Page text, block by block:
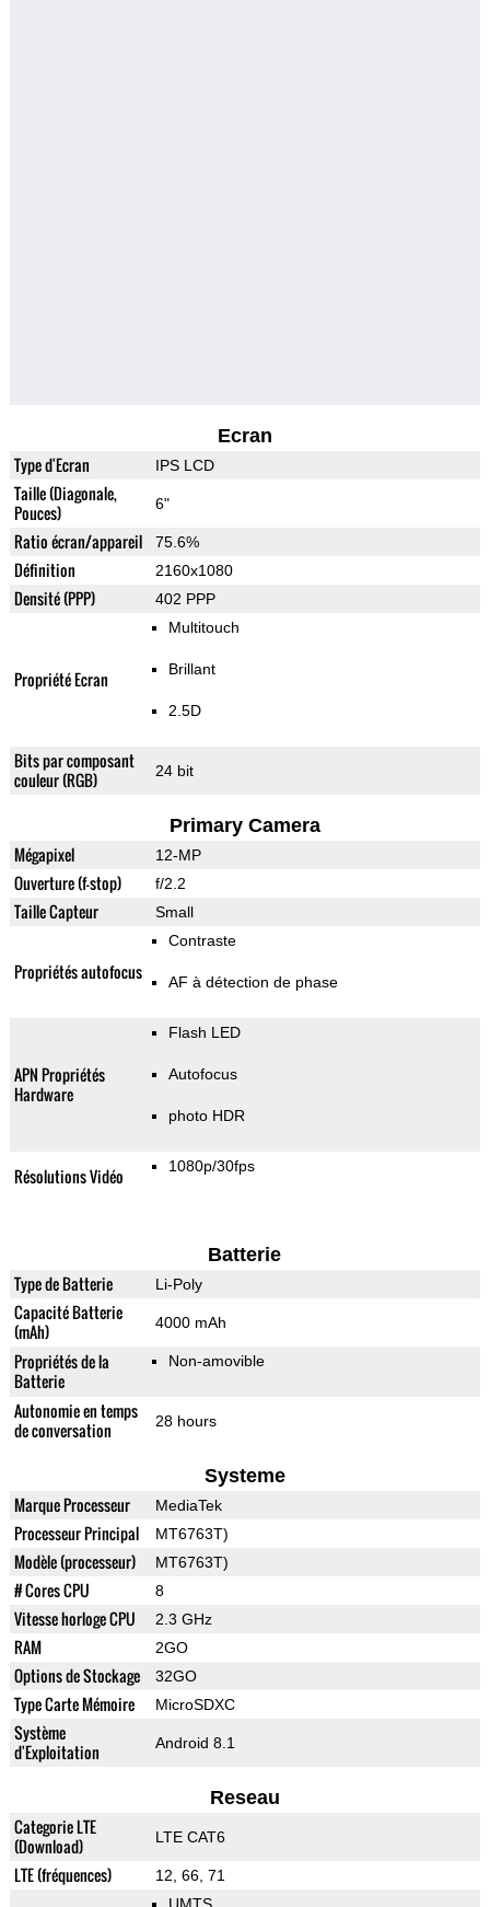
Ecran
Type d'Ecran IPS LCD
Taille (Diagonale,
Pouces)
6"
Ratio écran/appareil 75.6%
Définition 2160x1080
Densité (PPP) 402 PPP
Propriété Ecran
Multitouch
Brillant
2.5D
Bits par composant
couleur (RGB)
24 bit
Primary Camera
Mégapixel 12-MP
Ouverture (f-stop) f/2.2
Taille Capteur Small
Propriétés autofocus
Contraste
AF à détection de phase
APN Propriétés
Hardware
Flash LED
Autofocus
photo HDR
Résolutions Vidéo 1080p/30fps
Batterie
Type de Batterie Li-Poly
Capacité Batterie
(mAh)
4000 mAh
Propriétés de la
Batterie
Non-amovible
Autonomie en temps
de conversation
28 hours
Systeme
Marque Processeur MediaTek
Processeur Principal MT6763T)
Modèle (processeur) MT6763T)
# Cores CPU 8
Vitesse horloge CPU 2.3 GHz
RAM 2GO
Options de Stockage 32GO
Type Carte Mémoire MicroSDXC
Système
d'Exploitation
Android 8.1
Reseau
Categorie LTE
(Download)
LTE CAT6
LTE (fréquences)
12, 66, 71